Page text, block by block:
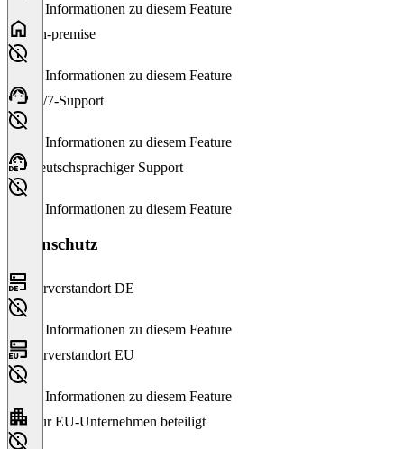
Keine Informationen zu diesem Feature
On-premise
Keine Informationen zu diesem Feature
24/7-Support
Keine Informationen zu diesem Feature
Deutschsprachiger Support
Keine Informationen zu diesem Feature
Datenschutz
Serverstandort DE
Keine Informationen zu diesem Feature
Serverstandort EU
Keine Informationen zu diesem Feature
Nur EU-Unternehmen beteiligt